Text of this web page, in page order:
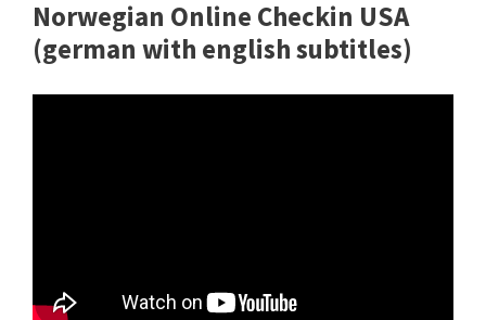
Norwegian Online Checkin USA
(german with english subtitles)